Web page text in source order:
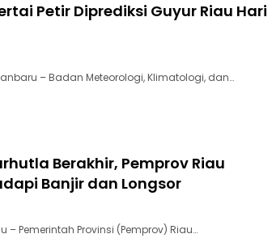
Petir Diprediksi Guyur Riau Hari
– Badan Meteorologi, Klimatologi, dan…
Berakhir, Pemprov Riau
Banjir dan Longsor
– Pemerintah Provinsi (Pemprov) Riau…